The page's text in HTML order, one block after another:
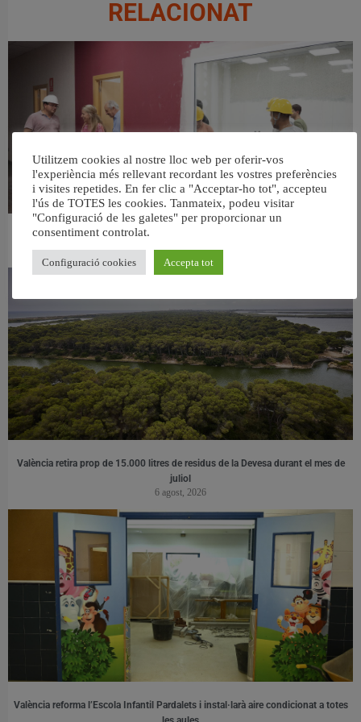
RELACIONAT
València ultima el nou centre per a persones majors del barri de Sant Antoni
6 agost, 2026
València retira prop de 15.000 litres de residus de la Devesa durant el mes de
juliol
6 agost, 2026
València reforma l’Escola Infantil Pardalets i instal·larà aire condicionat a totes
Utilitzem cookies al nostre lloc web per oferir-vos
l'experiència més rellevant recordant les vostres preferències
i visites repetides. En fer clic a "Acceptar-ho tot", accepteu
l'ús de TOTES les cookies. Tanmateix, podeu visitar
"Configuració de les galetes" per proporcionar un
consentiment controlat.
Configuració cookies Accepta tot